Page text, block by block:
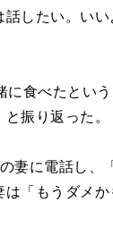
したい。
食べたとい
振り返った。
に電話し
「もうダメか